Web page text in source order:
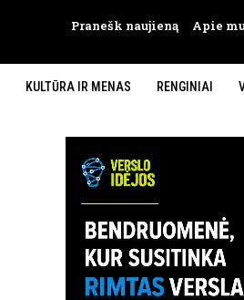
Pranešk naujieną Apie
KULTŪRA IR MENAS RENGINIAI